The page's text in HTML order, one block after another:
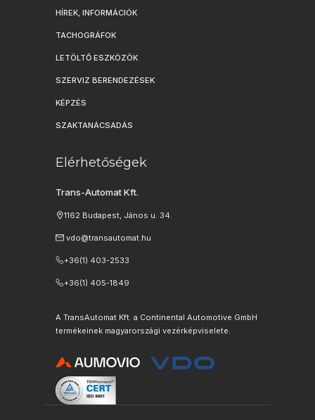
HÍREK, INFORMÁCIÓK
TACHOGRÁFOK
LETÖLTŐ ESZKÖZÖK
SZERVIZ BERENDEZÉSEK
KÉPZÉS
SZAKTANÁCSADÁS
Elérhetőségek
Trans-Automat Kft.
1162 Budapest, János u. 34.
vdo@transautomat.hu
+36(1) 403-2533
+36(1) 405-1849
A TransAutomat Kft. a Continental Automotive GmbH
termékeinek magyarországi vezérképviselete.